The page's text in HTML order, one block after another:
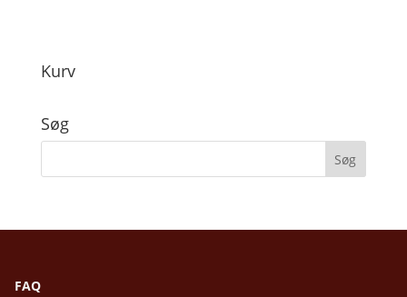
Kurv
Søg
FAQ